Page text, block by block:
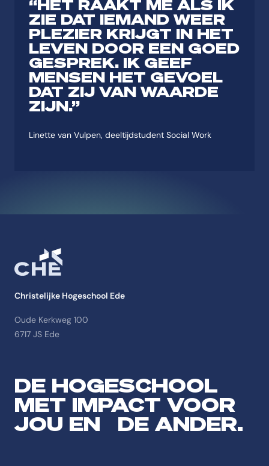
“HET RAAKT ME ALS IK
ZIE DAT IEMAND WEER
PLEZIER KRIJGT IN HET
LEVEN DOOR EEN GOED
GESPREK. IK GEEF
MENSEN HET GEVOEL
DAT ZIJ VAN WAARDE
ZIJN.”
Linette van Vulpen, deeltijdstudent Social Work
Christelijke Hogeschool Ede
Oude Kerkweg 100
6717 JS Ede
DE HOGESCHOOL
MET IMPACT VOOR
JOU EN DE ANDER.